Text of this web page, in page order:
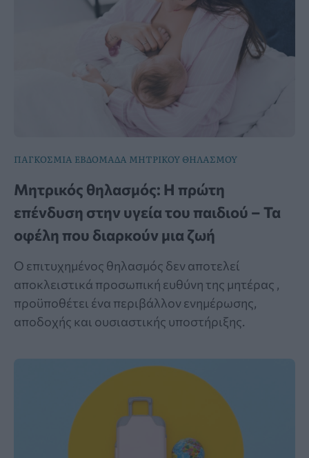
ΠΑΓΚΟΣΜΙΑ ΕΒΔΟΜΑΔΑ ΜΗΤΡΙΚΟΥ ΘΗΛΑΣΜΟΥ
Μητρικός θηλασμός: Η πρώτη
επένδυση στην υγεία του παιδιού – Τα
οφέλη που διαρκούν μια ζωή
Ο επιτυχημένος θηλασμός δεν αποτελεί
αποκλειστικά προσωπική ευθύνη της μητέρας ,
προϋποθέτει ένα περιβάλλον ενημέρωσης,
αποδοχής και ουσιαστικής υποστήριξης.